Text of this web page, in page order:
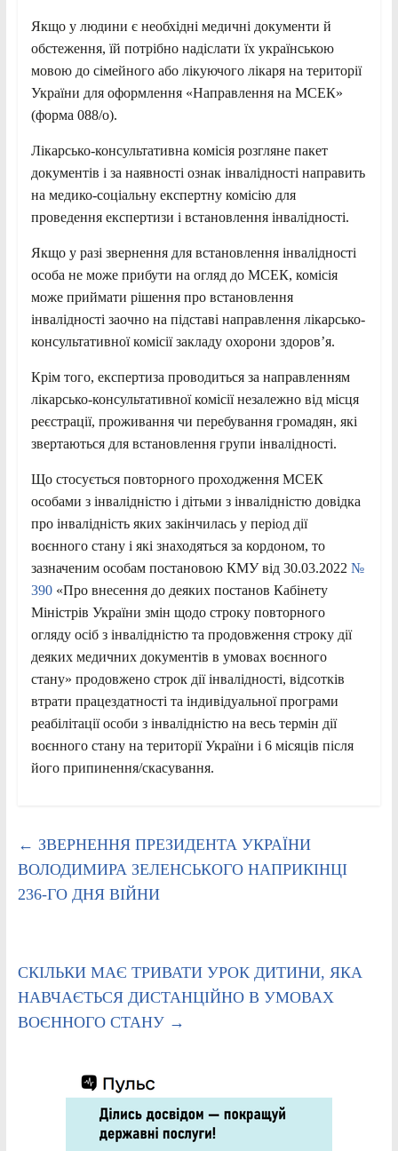
Якщо у людини є необхідні медичні документи й
обстеження, їй потрібно надіслати їх українською
мовою до сімейного або лікуючого лікаря на території
України для оформлення «Направлення на МСЕК»
(форма 088/о).
Лікарсько-консультативна комісія розгляне пакет
документів і за наявності ознак інвалідності направить
на медико-соціальну експертну комісію для
проведення експертизи і встановлення інвалідності.
Якщо у разі звернення для встановлення інвалідності
особа не може прибути на огляд до МСЕК, комісія
може приймати рішення про встановлення
інвалідності заочно на підставі направлення лікарсько-
консультативної комісії закладу охорони здоров’я.
Крім того, експертиза проводиться за направленням
лікарсько-консультативної комісії незалежно від місця
реєстрації, проживання чи перебування громадян, які
звертаються для встановлення групи інвалідності.
Що стосується повторного проходження МСЕК
особами з інвалідністю і дітьми з інвалідністю довідка
про інвалідність яких закінчилась у період дії
воєнного стану і які знаходяться за кордоном, то
зазначеним особам постановою КМУ від 30.03.2022 №
390«Про внесення до деяких постанов Кабінету
Міністрів України змін щодо строку повторного
огляду осіб з інвалідністю та продовження строку дії
деяких медичних документів в умовах воєнного
стану» продовжено строк дії інвалідності, відсотків
втрати працездатності та індивідуальної програми
реабілітації особи з інвалідністю на весь термін дії
воєнного стану на території України і 6 місяців після
його припинення/скасування.
← ЗВЕРНЕННЯ ПРЕЗИДЕНТА УКРАЇНИ
ВОЛОДИМИРА ЗЕЛЕНСЬКОГО НАПРИКІНЦІ
236-ГО ДНЯ ВІЙНИ
СКІЛЬКИ МАЄ ТРИВАТИ УРОК ДИТИНИ, ЯКА
НАВЧАЄТЬСЯ ДИСТАНЦІЙНО В УМОВАХ
ВОЄННОГО СТАНУ →